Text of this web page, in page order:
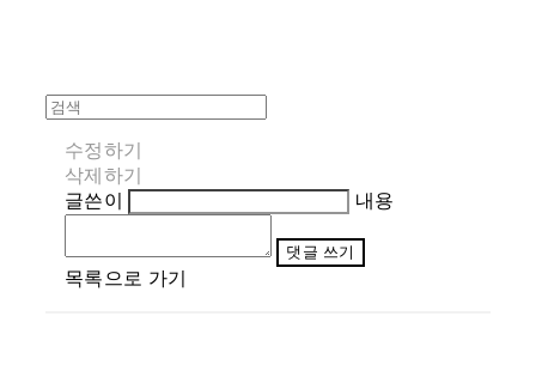
수정하기
삭제하기
글쓴이
내용
댓글 쓰기
목록으로 가기